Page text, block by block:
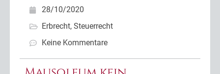
28/10/2020
Erbrecht, Steuerrecht
Keine Kommentare